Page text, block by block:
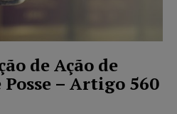
de Ação de
– Artigo 560